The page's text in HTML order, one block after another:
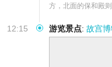
方，北面的保和殿
12:15 游览景点: 故宫